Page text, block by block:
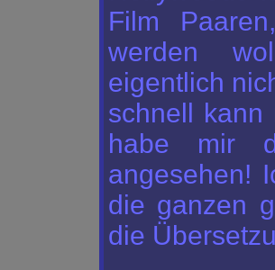
Film
werden
eigentlich
schnell kann
habe mir
angesehen!
die ganzen
die